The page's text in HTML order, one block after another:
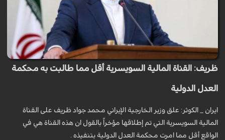
ظريف: القناة المالية السويسرية أقل مما طالبت به محكمة
العدل الدولية
ايران _ الكوثر: علق وزير الخارجية الإيراني محمد جواد ظريف على القناة
المالية السويسرية التي تم إطلاقها مؤخراً بالقول ان هذه القناة هي في
الواقع أقل مما امرت محكمة العدل الدولية بتنفيذه .